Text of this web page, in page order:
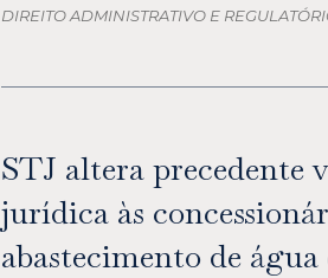
DIREITO ADMINISTRATIVO E
STJ altera precedente
jurídica às
abastecimento de